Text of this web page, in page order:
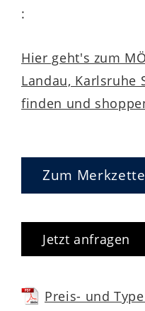
:
Hier geht's zum
Landau, Karlsruhe
finden und
Zum
Jetzt anfragen
Preis- und